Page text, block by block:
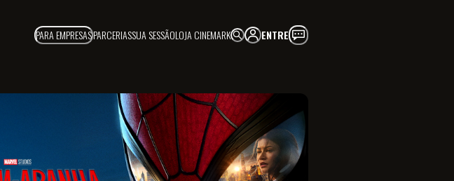
PARA EMPRESASPARCERIASSUA SESSÃOLOJA CINEMARK ENTRE